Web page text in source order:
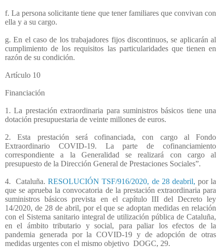
f. La persona solicitante tiene que tener familiares que convivan con
ella y a su cargo.
g. En el caso de los trabajadores fijos discontinuos, se aplicarán al
cumplimiento de los requisitos las particularidades que tienen en
razón de su condición.
Artículo 10
Financiación
1. La prestación extraordinaria para suministros básicos tiene una
dotación presupuestaria de veinte millones de euros.
2. Esta prestación será cofinanciada, con cargo al Fondo
Extraordinario COVID-19. La parte de cofinanciamiento
correspondiente a la Generalidad se realizará con cargo al
presupuesto de la Dirección General de Prestaciones Sociales”.
4. Cataluña.RESOLUCIÓN TSF/916/2020, de 28 deabril, por la
que se aprueba la convocatoria de la prestación extraordinaria para
suministros básicos prevista en el capítulo III del Decreto ley
14/2020, de 28 de abril, por el que se adoptan medidas en relación
con el Sistema sanitario integral de utilización pública de Cataluña,
en el ámbito tributario y social, para paliar los efectos de la
pandemia generada por la COVID-19 y de adopción de otras
medidas urgentes con el mismo objetivo DOGC, 29.